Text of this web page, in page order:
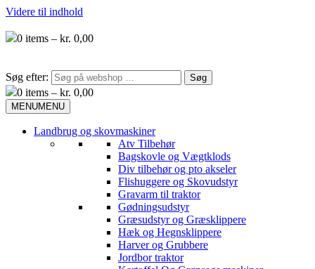
Videre til indhold
0 items – kr. 0,00
Søg efter:
0 items – kr. 0,00
MENUMENU
Landbrug og skovmaskiner
Atv Tilbehør
Bagskovle og Vægtklods
Div tilbehør og pto akseler
Flishuggere og Skovudstyr
Gravarm til traktor
Gødningsudstyr
Græsudstyr og Græsklippere
Hæk og Hegnsklippere
Harver og Grubbere
Jordbor traktor